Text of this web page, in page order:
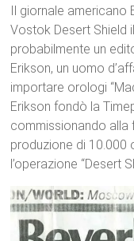
Il giornale
Vostok Desert Shield
probabilmente un
Erikson, un uomo
importare orologi
Erikson fondò la
commissionando alla
produzione di
l’operazione “Desert